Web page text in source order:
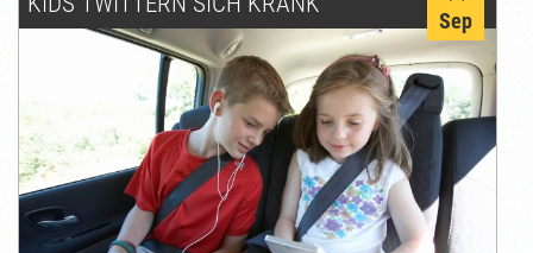
Sep